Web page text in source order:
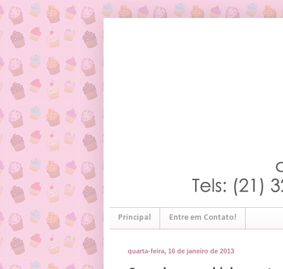
Principal Entre em Contato!
quarta-feira, 16 de janeiro de 2013